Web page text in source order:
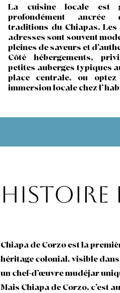
La cuisine locale est
profondément ancrée
traditions du Chiapas. Les
adresses sont souvent
pleines de saveurs et
Côté hébergements,
petites auberges typiques
place centrale, ou
immersion locale chez
Histoire
Chiapa de Corzo est la
héritage colonial, visible
un chef-d’œuvre mudéjar
Mais Chiapa de Corzo, c’est